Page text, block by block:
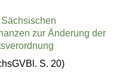
zur Änderung der
S. 20)